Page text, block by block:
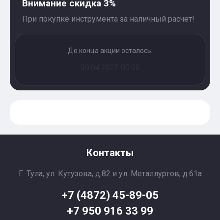
Внимание скидка 3%
При покупке инструмента за наличный расчет!
До конца акции осталось:
Контакты
Г. Тула, ул. Кутузова, д.82 и ул. Металлургов, д.61а
+7 (4872) 45-89-05
+7 950 916 33 99